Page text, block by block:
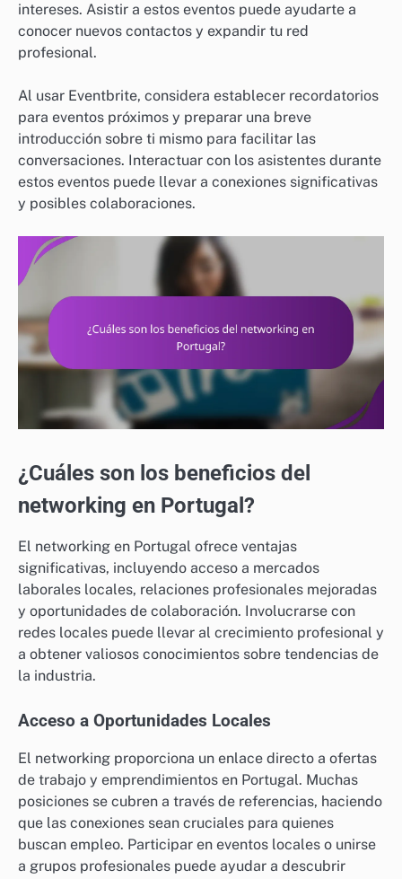
intereses. Asistir a estos eventos puede ayudarte a
conocer nuevos contactos y expandir tu red
profesional.
Al usar Eventbrite, considera establecer recordatorios
para eventos próximos y preparar una breve
introducción sobre ti mismo para facilitar las
conversaciones. Interactuar con los asistentes durante
estos eventos puede llevar a conexiones significativas
y posibles colaboraciones.
¿Cuáles son los beneficios del
networking en Portugal?
El networking en Portugal ofrece ventajas
significativas, incluyendo acceso a mercados
laborales locales, relaciones profesionales mejoradas
y oportunidades de colaboración. Involucrarse con
redes locales puede llevar al crecimiento profesional y
a obtener valiosos conocimientos sobre tendencias de
la industria.
Acceso a Oportunidades Locales
El networking proporciona un enlace directo a ofertas
de trabajo y emprendimientos en Portugal. Muchas
posiciones se cubren a través de referencias, haciendo
que las conexiones sean cruciales para quienes
buscan empleo. Participar en eventos locales o unirse
a grupos profesionales puede ayudar a descubrir